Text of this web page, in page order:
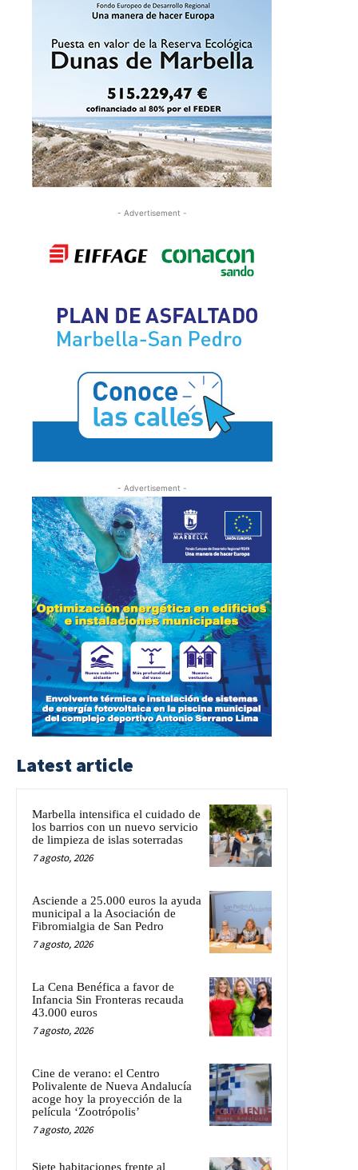
- Advertisement -
- Advertisement -
Latest article
Marbella intensifica el cuidado de
los barrios con un nuevo servicio
de limpieza de islas soterradas
7 agosto, 2026
Asciende a 25.000 euros la ayuda
municipal a la Asociación de
Fibromialgia de San Pedro
7 agosto, 2026
La Cena Benéfica a favor de
Infancia Sin Fronteras recauda
43.000 euros
7 agosto, 2026
Cine de verano: el Centro
Polivalente de Nueva Andalucía
acoge hoy la proyección de la
película ‘Zootrópolis’
7 agosto, 2026
Siete habitaciones frente al